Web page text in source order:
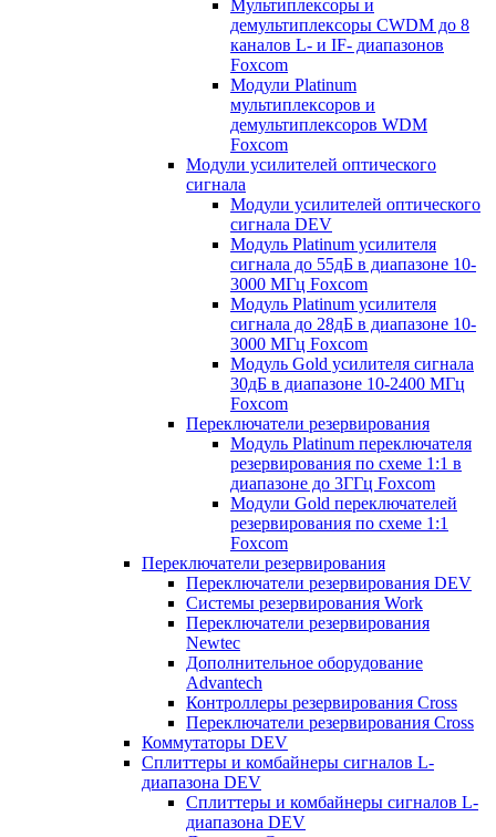
Мультиплексоры и
демультиплексоры CWDM до 8
каналов L- и IF- диапазонов
Foxcom
Модули Platinum
мультиплексоров и
демультиплексоров WDM
Foxcom
Модули усилителей оптического
сигнала
Модули усилителей оптического
сигнала DEV
Модуль Platinum усилителя
сигнала до 55дБ в диапазоне 10-
3000 МГц Foxcom
Модуль Platinum усилителя
сигнала до 28дБ в диапазоне 10-
3000 МГц Foxcom
Модуль Gold усилителя сигнала
30дБ в диапазоне 10-2400 МГц
Foxcom
Переключатели резервирования
Модуль Platinum переключателя
резервирования по схеме 1:1 в
диапазоне до 3ГГц Foxcom
Модули Gold переключателей
резервирования по схеме 1:1
Foxcom
Переключатели резервирования
Переключатели резервирования DEV
Системы резервирования Work
Переключатели резервирования
Newtec
Дополнительное оборудование
Advantech
Контроллеры резервирования Cross
Переключатели резервирования Cross
Коммутаторы DEV
Сплиттеры и комбайнеры сигналов L-
диапазона DEV
Сплиттеры и комбайнеры сигналов L-
диапазона DEV